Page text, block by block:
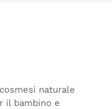
naturale
il bambino e